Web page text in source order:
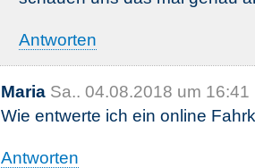
Antworten
Maria Sa.. 04.08.2018 um 16:41
Wie entwerte ich ein online
Antworten